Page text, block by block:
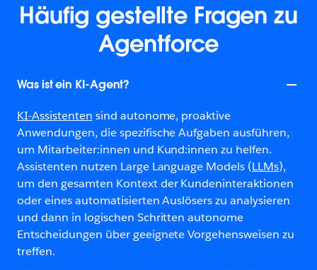
Häufig gestellte Fragen zu
Agentforce
Was ist ein KI-Agent?
KI-Assistenten sind autonome, proaktive
Anwendungen, die spezifische Aufgaben ausführen,
um Mitarbeiter:innen und Kund:innen zu helfen.
Assistenten nutzen Large Language Models (LLMs),
um den gesamten Kontext der Kundeninteraktionen
oder eines automatisierten Auslösers zu analysieren
und dann in logischen Schritten autonome
Entscheidungen über geeignete Vorgehensweisen zu
treffen.